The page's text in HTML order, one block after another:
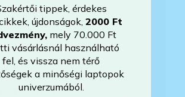
készleten a laptop, ha
nem elérhető?
tippek, érdekes
újdonságok,2000 Ft
, mely 70.000 Ft
vásárlásnál használható
fel, és vissza nem térő
a minőségi laptopok
univerzumából.